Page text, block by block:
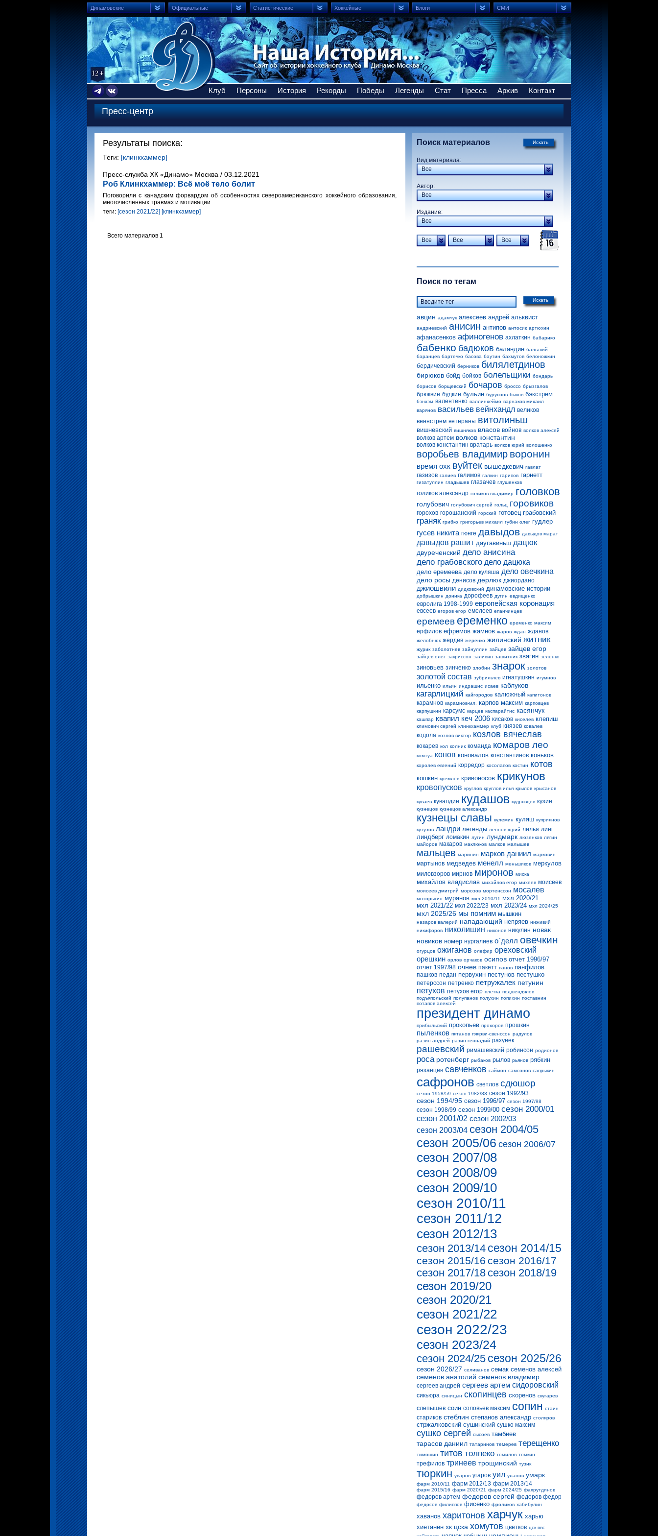
Динамовские Официальные Статистические Хоккейные Блоги СМИ
Клуб Персоны История Рекорды Победы Легенды Стат Пресса Архив Контакт
Пресс-центр
Результаты поиска:
Теги: [клинкхаммер]
Пресс-служба ХК «Динамо» Москва / 03.12.2021
Роб Клинкхаммер: Всё моё тело болит
Поговорили с канадским форвардом об особенностях североамериканского хоккейного образования,
многочисленных травмах и мотивации.
теги: [сезон 2021/22] [клинкхаммер]
Всего материалов 1
Искать
Поиск материалов
Вид материала:
Все
Автор:
Все
Издание:
Все
Все Все Все
Поиск по тегам
Искать
авцин адамчук алексеев андрей альквист
андриевский анисин антипов антосик артюхин
афанасенков афиногенов ахлаткин бабарико
бабенко бадюков баландин бальский
баранцев бартечко басова баутин бахмутов белоножкин
бердичевский берников билялетдинов
бирюков бойд бойков болельщики бондарь
борисов борщевский бочаров броссо брызгалов
брюквин будкин бульин буруянов быков бэкстрем
бэнхэм валентенко валлинхеймо варнаков михаил
варянов васильев вейнхандл великов
веннстрем ветераны витолиньш
вишневский вишняков власов войнов волков алексей
волков артем волков константин
волков константин вратарь волков юрий волошенко
воробьев владимир воронин
время охк вуйтек вышедкевич гавлат
газизов галиев галимов галкин гарипов гарнетт
гизатуллин гладышев глазачев глушенков
голиков александр голиков владимир головков
голубович голубович сергей гольц горовиков
горохов горошанский горский готовец грабовский
граняк грибко григорьев михаил губин олег гудлер
гусев никита гюнге давыдов давыдов марат
давыдов рашит даугавиньш дацюк
двуреченский дело анисина
дело грабовского дело дацюка
дело еремеева дело куляша дело овечкина
дело росы денисов дерлюк джиордано
джиошвили дидковский динамовские истории
добрышкин доника дорофеев дугин евдищенко
евролига 1998-1999 европейская коронация
евсеев егоров егор емелеев епанчинцев
еремеев еременко еременко максим
ерфилов ефремов жамнов жаров ждан жданов
желобнюк жердев жеренко жилинский житник
журик заболотнев зайнуллин зайцев зайцев егор
зайцев олег закриссон заливин защитник звягин зеленко
зиновьев зинченко злобин знарок золотов
золотой состав зубрильчев игнатушкин игумнов
ильенко ильин индрашис исаев каблуков
кагарлицкий кайгородов калюжный капитонов
карамнов карамнов-мл. карпов максим карповцев
карпушкин карсумс карцев каспарайтис касянчук
кашпар квапил кеч 2006 кисаков киселев клепиш
климович сергей клинкхаммер клуб князев ковалев
кодола козлов виктор козлов вячеслав
кокарев кол колник команда комаров лео
комтуа конов коновалов константинов коньков
королев евгений корредор косолапов костин котов
кошкин кремлёв кривоносов крикунов
кровопусков круглов круглов илья крылов крысанов
куваев кувалдин кудашов кудрявцев кузин
кузнецов кузнецов александр
кузнецы славы кулемин куляш куприянов
кутузов ландри легенды леонов юрий лилья линг
линдберг ломакин лугин лундмарк люзенков лягин
майоров макаров маклюков малков малышев
мальцев маринин марков даниил марковин
мартынов медведев менелл меньшиков меркулов
миловзоров мирнов миронов миска
михайлов владислав михайлов егор михеев моисеев
моисеев дмитрий морозов мортенссон мосалев
моторыгин муранов мхл 2010/11 мхл 2020/21
мхл 2021/22 мхл 2022/23 мхл 2023/24 мхл 2024/25
мхл 2025/26 мы помним мышкин
назаров валерий нападающий непряев ниживий
никифоров николишин никонов никулин новак
новиков номер нургалиев о`делл овечкин
огурцов ожиганов олефир ореховский
орешкин орлов орчаков осипов отчет 1996/97
отчет 1997/98 очнев пакетт панов панфилов
пашков педан первухин пестунов пестушко
петерссон петренко петружалек петунин
петухов петухов егор плетка подшендялов
подъяпольский полупанов полухин попихин поставнин
потапов алексей
президент динамо
прибыльский прокопьев прохоров прошкин
пыленков пятанов пяярви-свенссон радулов
разин андрей разин геннадий рахунек
рашевский римашевский робинсон родионов
роса ротенберг рыбаков рылов рьянов рябкин
рязанцев савченков саймон самсонов сапрыкин
сафронов светлов сдюшор
сезон 1958/59 сезон 1982/83 сезон 1992/93
сезон 1994/95 сезон 1996/97 сезон 1997/98
сезон 1998/99 сезон 1999/00 сезон 2000/01
сезон 2001/02 сезон 2002/03
сезон 2003/04 сезон 2004/05
сезон 2005/06 сезон 2006/07
сезон 2007/08
сезон 2008/09
сезон 2009/10
сезон 2010/11
сезон 2011/12
сезон 2012/13
сезон 2013/14 сезон 2014/15
сезон 2015/16 сезон 2016/17
сезон 2017/18 сезон 2018/19
сезон 2019/20
сезон 2020/21
сезон 2021/22
сезон 2022/23
сезон 2023/24
сезон 2024/25 сезон 2025/26
сезон 2026/27 селиванов семак семенов алексей
семенов анатолий семенов владимир
сергеев андрей сергеев артем сидоровский
сикьюра синицын скопинцев скоренов скугарев
слепышев соин соловьев максим сопин стаин
стариков стеблин степанов александр столяров
стржалковский сушинский сушко максим
сушко сергей сысоев тамбиев
тарасов даниил татаринов темерев терещенко
тимошин титов толпеко томилов томкин
трефилов тринеев трощинский тузик
тюркин уваров угаров уил уланов умарк
фарм 2010/11 фарм 2012/13 фарм 2013/14
фарм 2015/16 фарм 2020/21 фарм 2024/25 фахрутдинов
федоров артем федоров сергей федоров федор
федосов филиппов фисенко фроликов хабибулин
хаванов харитонов харчук харью
хиетанен хк цска хомутов цветков цск ввс